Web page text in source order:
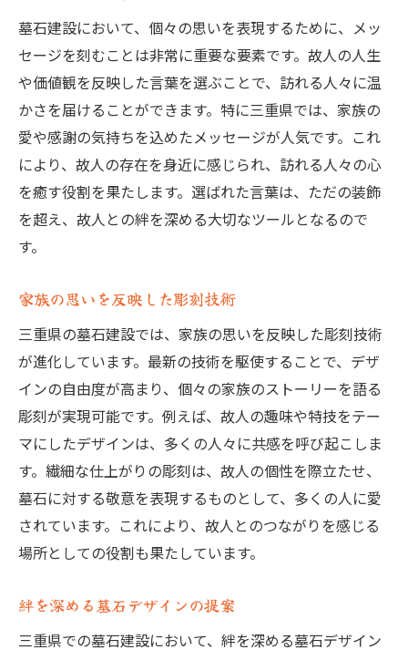
墓石建設において、個々の思いを表現するために、メッ
セージを刻むことは非常に重要な要素です。故人の人生
や価値観を反映した言葉を選ぶことで、訪れる人々に温
かさを届けることができます。特に三重県では、家族の
愛や感謝の気持ちを込めたメッセージが人気です。これ
により、故人の存在を身近に感じられ、訪れる人々の心
を癒す役割を果たします。選ばれた言葉は、ただの装飾
を超え、故人との絆を深める大切なツールとなるので
す。
家族の思いを反映した彫刻技術
三重県の墓石建設では、家族の思いを反映した彫刻技術
が進化しています。最新の技術を駆使することで、デザ
インの自由度が高まり、個々の家族のストーリーを語る
彫刻が実現可能です。例えば、故人の趣味や特技をテー
マにしたデザインは、多くの人々に共感を呼び起こしま
す。繊細な仕上がりの彫刻は、故人の個性を際立たせ、
墓石に対する敬意を表現するものとして、多くの人に愛
されています。これにより、故人とのつながりを感じる
場所としての役割も果たしています。
絆を深める墓石デザインの提案
三重県での墓石建設において、絆を深める墓石デザイン